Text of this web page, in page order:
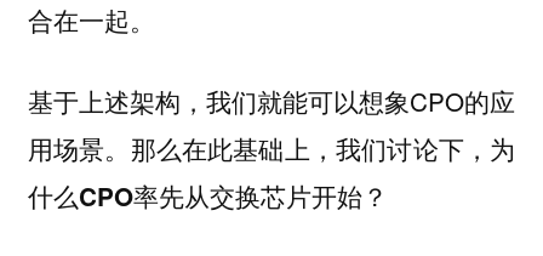
合在一起。
基于上述架构，我们就能可以想象CPO的应
用场景。那么在此基础上，我们讨论下， 为
什么CPO率先从交换芯片开始？